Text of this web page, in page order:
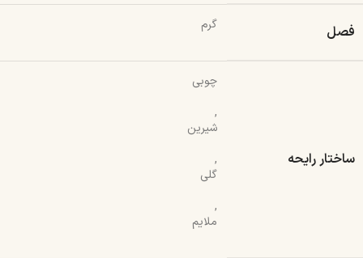
فصل گرم
ساختار رایحه
چوبی
,
شیرین
,
گلی
,
ملایم